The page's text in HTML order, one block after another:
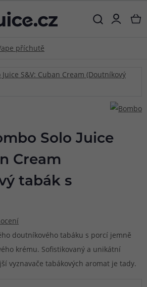
Solo Juice
Cream
tabák s
doutníkového tabáku s porcí jemně
krému. Sofistikovaný a unikátní
vyznavače tabákových aromat je tady.